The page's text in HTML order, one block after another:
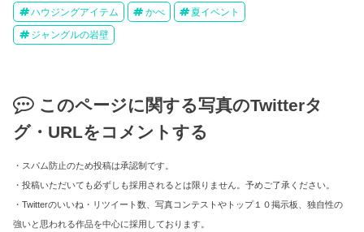
ハウジングアイテム かべ 夏イベント
ジャングルの岩壁
このページに関する写真のTwitterタ
グ・URLをコメントする
・スパム防止のため投稿は承認制です。
・投稿いただいても必ずしも採用されるとは限りません。予めご了承ください。
・Twitterのいいね・リツイート数、写真コンテストやトップ１０掲示板、独自性の
強いと思われる作品を中心に採用しております。